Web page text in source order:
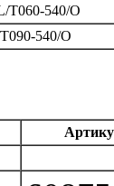
T060‐540/O
O